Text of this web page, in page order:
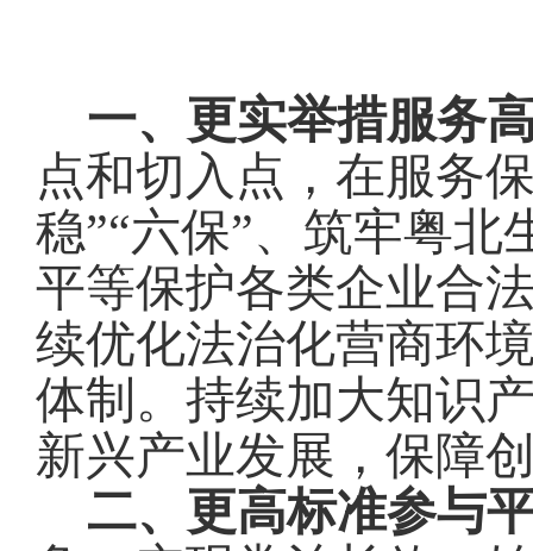
一、 更实举措服务
点和切入点，在服务
稳”“六保”、筑牢粤北
平等保护各类企业合
续优化法治化营商环
体制。持续加大知识
新兴产业发展，保障
二、更高标准参与